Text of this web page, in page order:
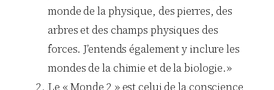
monde de la physique, des pierres, des
arbres et des champs physiques des
forces. J’entends également y inclure les
mondes de la chimie et de la biologie.»
Le « Monde 2 » est celui de la conscience,